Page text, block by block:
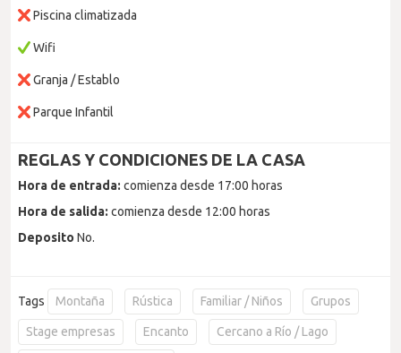
Piscina climatizada
Wifi
Granja / Establo
Parque Infantil
REGLAS Y CONDICIONES DE LA CASA
Hora de entrada: comienza desde 17:00 horas
Hora de salida: comienza desde 12:00 horas
Deposito No.
Tags Montaña Rústica Familiar / Niños Grupos
Stage empresas Encanto Cercano a Río / Lago